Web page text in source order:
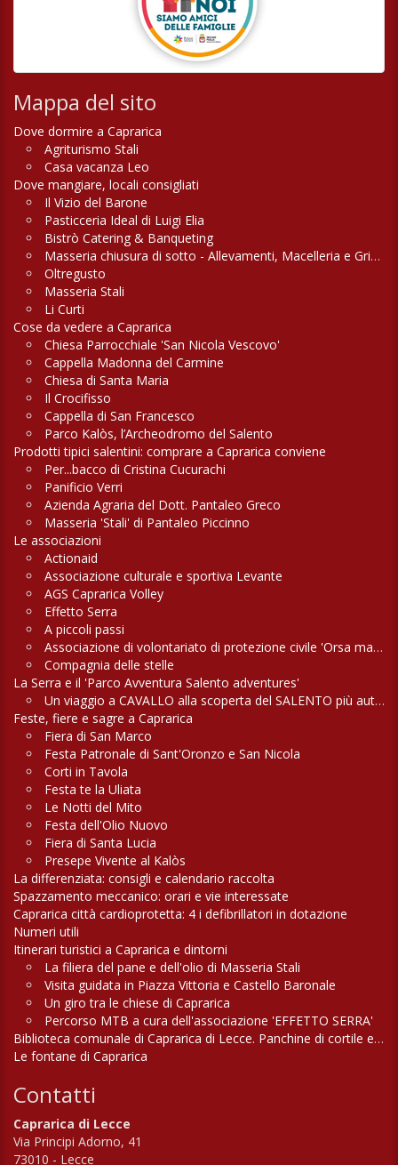
Mappa del sito
Dove dormire a Caprarica
Agriturismo Stali
Casa vacanza Leo
Dove mangiare, locali consigliati
Il Vizio del Barone
Pasticceria Ideal di Luigi Elia
Bistrò Catering & Banqueting
Masseria chiusura di sotto - Allevamenti, Macelleria e Griglieria
Oltregusto
Masseria Stali
Li Curti
Cose da vedere a Caprarica
Chiesa Parrocchiale 'San Nicola Vescovo'
Cappella Madonna del Carmine
Chiesa di Santa Maria
Il Crocifisso
Cappella di San Francesco
Parco Kalòs, l’Archeodromo del Salento
Prodotti tipici salentini: comprare a Caprarica conviene
Per...bacco di Cristina Cucurachi
Panificio Verri
Azienda Agraria del Dott. Pantaleo Greco
Masseria 'Stali' di Pantaleo Piccinno
Le associazioni
Actionaid
Associazione culturale e sportiva Levante
AGS Caprarica Volley
Effetto Serra
A piccoli passi
Associazione di volontariato di protezione civile 'Orsa maggiore'
Compagnia delle stelle
La Serra e il 'Parco Avventura Salento adventures'
Un viaggio a CAVALLO alla scoperta del SALENTO più autentico
Feste, fiere e sagre a Caprarica
Fiera di San Marco
Festa Patronale di Sant'Oronzo e San Nicola
Corti in Tavola
Festa te la Uliata
Le Notti del Mito
Festa dell'Olio Nuovo
Fiera di Santa Lucia
Presepe Vivente al Kalòs
La differenziata: consigli e calendario raccolta
Spazzamento meccanico: orari e vie interessate
Caprarica città cardioprotetta: 4 i defibrillatori in dotazione
Numeri utili
Itinerari turistici a Caprarica e dintorni
La filiera del pane e dell'olio di Masseria Stali
Visita guidata in Piazza Vittoria e Castello Baronale
Un giro tra le chiese di Caprarica
Percorso MTB a cura dell'associazione 'EFFETTO SERRA'
Biblioteca comunale di Caprarica di Lecce. Panchine di cortile e di campagna
Le fontane di Caprarica
Contatti
Caprarica di Lecce
Via Principi Adorno, 41
73010 - Lecce